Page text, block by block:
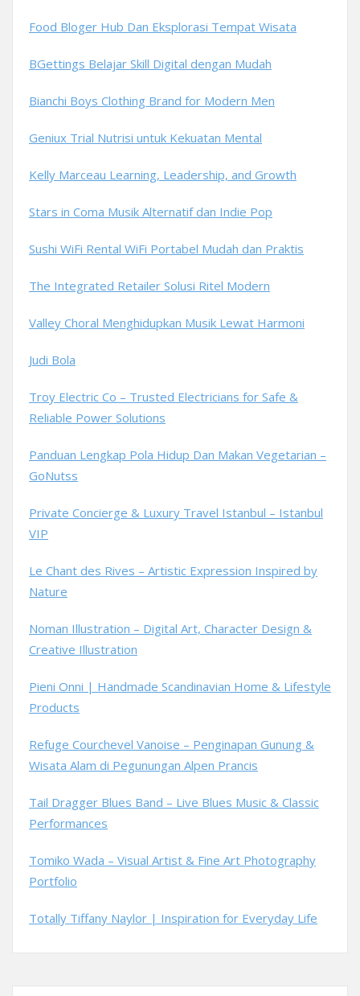
Food Bloger Hub Dan Eksplorasi Tempat Wisata
BGettings Belajar Skill Digital dengan Mudah
Bianchi Boys Clothing Brand for Modern Men
Geniux Trial Nutrisi untuk Kekuatan Mental
Kelly Marceau Learning, Leadership, and Growth
Stars in Coma Musik Alternatif dan Indie Pop
Sushi WiFi Rental WiFi Portabel Mudah dan Praktis
The Integrated Retailer Solusi Ritel Modern
Valley Choral Menghidupkan Musik Lewat Harmoni
Judi Bola
Troy Electric Co – Trusted Electricians for Safe &
Reliable Power Solutions
Panduan Lengkap Pola Hidup Dan Makan Vegetarian –
GoNutss
Private Concierge & Luxury Travel Istanbul – Istanbul
VIP
Le Chant des Rives – Artistic Expression Inspired by
Nature
Noman Illustration – Digital Art, Character Design &
Creative Illustration
Pieni Onni | Handmade Scandinavian Home & Lifestyle
Products
Refuge Courchevel Vanoise – Penginapan Gunung &
Wisata Alam di Pegunungan Alpen Prancis
Tail Dragger Blues Band – Live Blues Music & Classic
Performances
Tomiko Wada – Visual Artist & Fine Art Photography
Portfolio
Totally Tiffany Naylor | Inspiration for Everyday Life